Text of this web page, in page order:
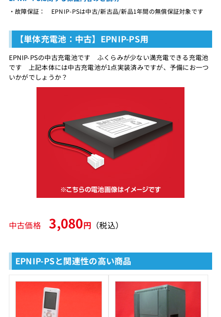
・故障保証： EPNIP-PSは中古/新古品/新品1年間の無償保証対象です
【単体充電池：中古】EPNIP-PS用
EPNIP-PSの中古充電池です ふくらみが少ない満充電できる充電池
です 上記本体には中古充電池が1点実装済みですが、予備にお一つ
いかがでしょうか？
中古価格3,080円 （税込）
EPNIP-PSと関連性の高い商品